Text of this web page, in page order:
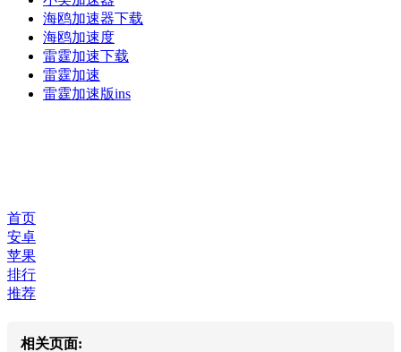
海鸥加速器下载
海鸥加速度
雷霆加速下载
雷霆加速
雷霆加速版ins
首页
安卓
苹果
排行
推荐
相关页面: